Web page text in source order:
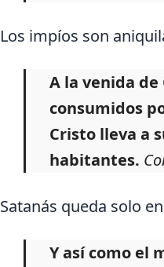
Los impíos son
A la venida
consumidos
Cristo lleva a
habitantes.
Satanás queda solo
Y así como el